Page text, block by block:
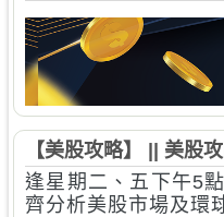
【美股攻略】 || 美股
凱韻 Wendy || 2026-
逢星期二、五下午5
齊分析美股市場及環